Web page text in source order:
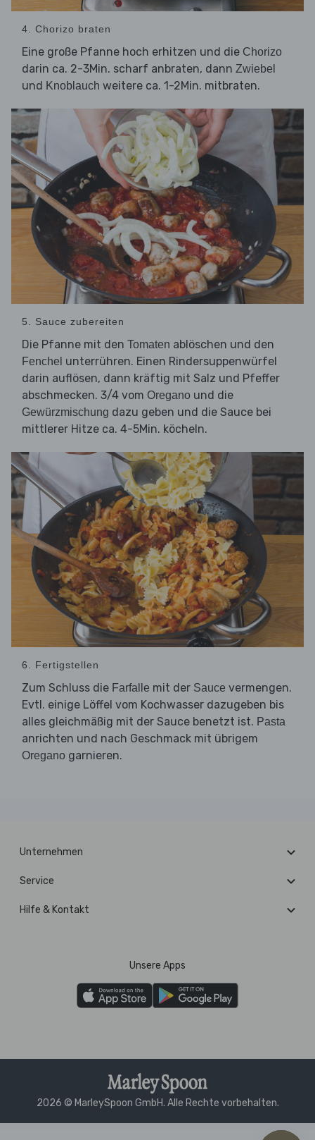
4. Chorizo braten
Eine große Pfanne hoch erhitzen und die Chorizo
darin ca. 2-3Min. scharf anbraten, dann Zwiebel
und Knoblauch weitere ca. 1-2Min. mitbraten.
5. Sauce zubereiten
Die Pfanne mit den Tomaten ablöschen und den
Fenchel unterrühren. Einen Rindersuppenwürfel
darin auflösen, dann kräftig mit Salz und Pfeffer
abschmecken. 3/4 vom Oregano und die
Gewürzmischung dazu geben und die Sauce bei
mittlerer Hitze ca. 4-5Min. köcheln.
6. Fertigstellen
Zum Schluss die Farfalle mit der Sauce vermengen.
Evtl. einige Löffel vom Kochwasser dazugeben bis
alles gleichmäßig mit der Sauce benetzt ist. Pasta
anrichten und nach Geschmack mit übrigem
Oregano garnieren.
Unternehmen
Service
Hilfe & Kontakt
Unsere Apps
2026 © MarleySpoon GmbH. Alle Rechte vorbehalten.